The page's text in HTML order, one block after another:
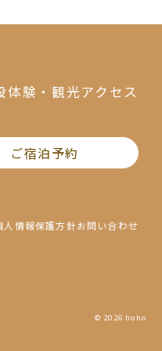
体験・観光アクセス
ご宿泊予約
人情報保護方針お問い合わせ
© 2026 hoho